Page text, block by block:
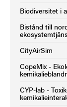
Biodiversitet i
Bistånd till
CityAirSim
CopeMix -
CYP-lab -